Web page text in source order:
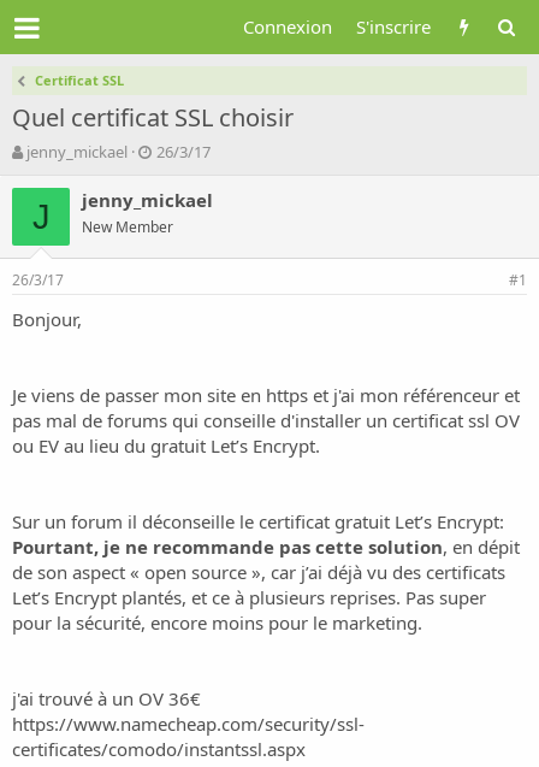
Connexion S'inscrire
Certificat SSL
Quel certificat SSL choisir
A
t
r
d
l
i
c
u
i
o
jenny_mickael
D
t
d
e
26/3/17
J jenny_mickael
New Member
26/3/17 #1
Bonjour,
Je viens de passer mon site en https et j'ai mon référenceur et
pas mal de forums qui conseille d'installer un certificat ssl OV
ou EV au lieu du gratuit Let’s Encrypt.
Sur un forum il déconseille le certificat gratuit Let’s Encrypt:
Pourtant, je ne recommande pas cette solution, en dépit
de son aspect « open source », car j’ai déjà vu des certificats
Let’s Encrypt plantés, et ce à plusieurs reprises. Pas super
pour la sécurité, encore moins pour le marketing.
j'ai trouvé à un OV 36€
https://www.namecheap.com/security/ssl-
certificates/comodo/instantssl.aspx